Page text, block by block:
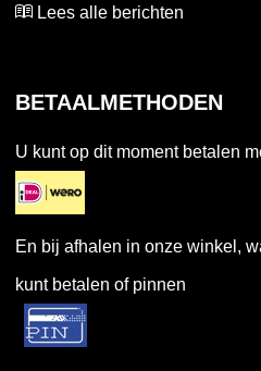
Lees alle berichten
BETAALMETHODEN
U kunt op dit moment betalen
En bij afhalen in onze winkel,
kunt betalen of pinnen